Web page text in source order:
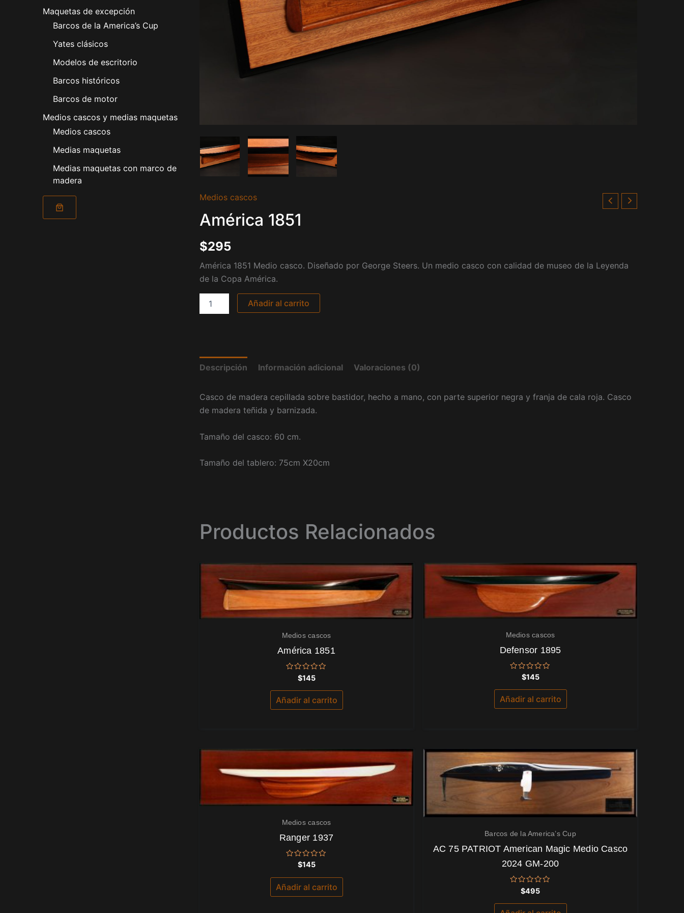
Maquetas de excepción
Barcos de la America’s Cup
Yates clásicos
Modelos de escritorio
Barcos históricos
Barcos de motor
Medios cascos y medias maquetas
Medios cascos
Medias maquetas
Medias maquetas con marco de
madera
Medios cascos
América 1851
$295
América 1851 Medio casco. Diseñado por George Steers. Un medio casco con calidad de museo de la Leyenda
de la Copa América.
América
cantidad
Añadir al carrito
Descripción Información adicional Valoraciones (0)
Casco de madera cepillada sobre bastidor, hecho a mano, con parte superior negra y franja de cala roja. Casco
de madera teñida y barnizada.
Tamaño del casco: 60 cm.
Tamaño del tablero: 75cm X20cm
Productos Relacionados
Medios cascos
América 1851
Valorado
con
0
de
5
$145
Añadir al carrito
Medios cascos
Defensor 1895
Valorado
0
de
5
$145
Añadir al carrito
Medios cascos
Ranger 1937
Valorado
0
de
5
$145
Añadir al carrito
Barcos de la America’s Cup
AC 75 PATRIOT American Magic Medio Casco
2024 GM-200
Valorado
con
0
de
$495